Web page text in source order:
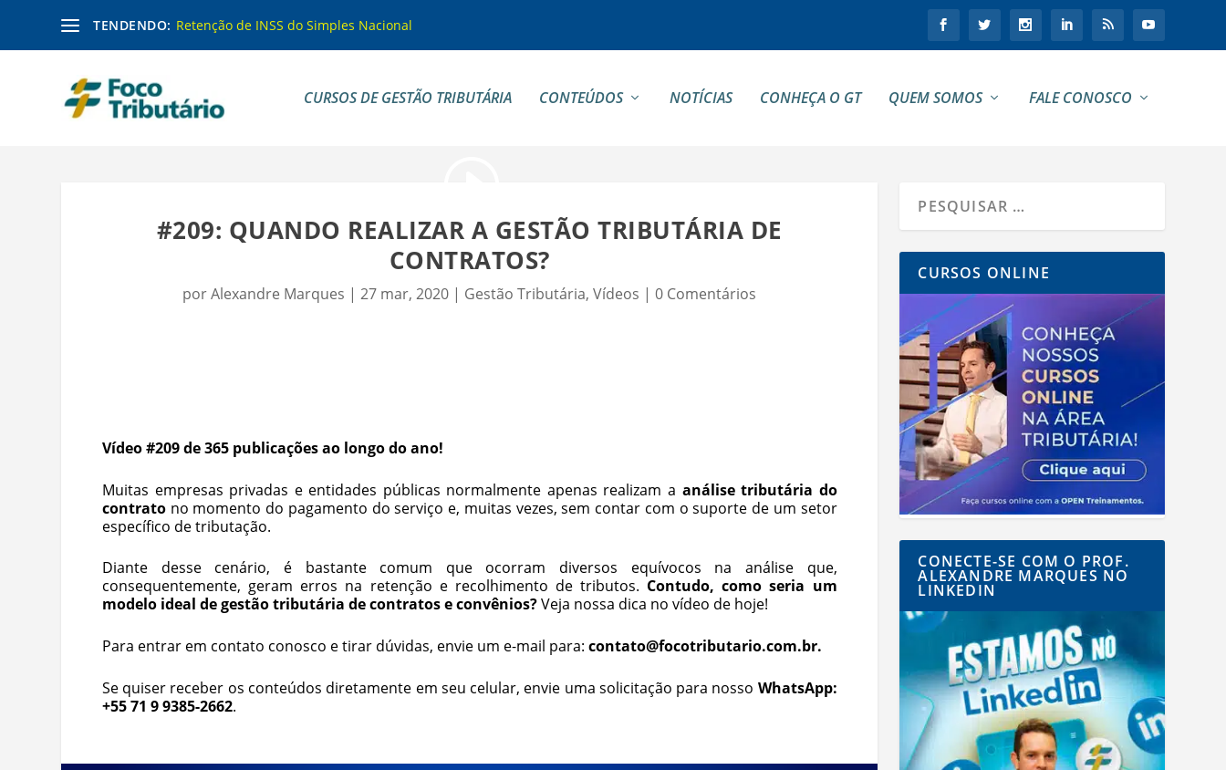
TENDENDO: Retenção de INSS do Simples Nacional
CURSOS DE GESTÃO TRIBUTÁRIA CONTEÚDOS NOTÍCIAS CONHEÇA O GT QUEM SOMOS FALE CONOSCO
#209: QUANDO REALIZAR A GESTÃO TRIBUTÁRIA DE
CONTRATOS?
porAlexandre Marques |27 mar, 2020 | Gestão Tributária,Vídeos |0 Comentários
Vídeo #209 de 365 publicações ao longo do ano!
Muitas empresas privadas e entidades públicas normalmente apenas realizam a análise tributária do
contratono momento do pagamento do serviço e, muitas vezes, sem contar com o suporte de um setor
específico de tributação.
Diante desse cenário, é bastante comum que ocorram diversos equívocos na análise que,
consequentemente, geram erros na retenção e recolhimento de tributos. Contudo, como seria um
modelo ideal de gestão tributária de contratos e convênios?Veja nossa dica no vídeo de hoje!
Para entrar em contato conosco e tirar dúvidas, envie um e-mail para: contato@focotributario.com.br.
Se quiser receber os conteúdos diretamente em seu celular, envie uma solicitação para nosso WhatsApp:
+55 71 9 9385-2662.
CURSOS ONLINE
CONECTE-SE COM O PROF.
ALEXANDRE MARQUES NO
LINKEDIN